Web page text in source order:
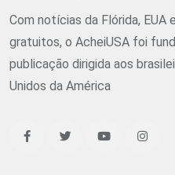
Com notícias da Flórida, EUA
gratuitos, o AcheiUSA foi
publicação dirigida aos
Unidos da América